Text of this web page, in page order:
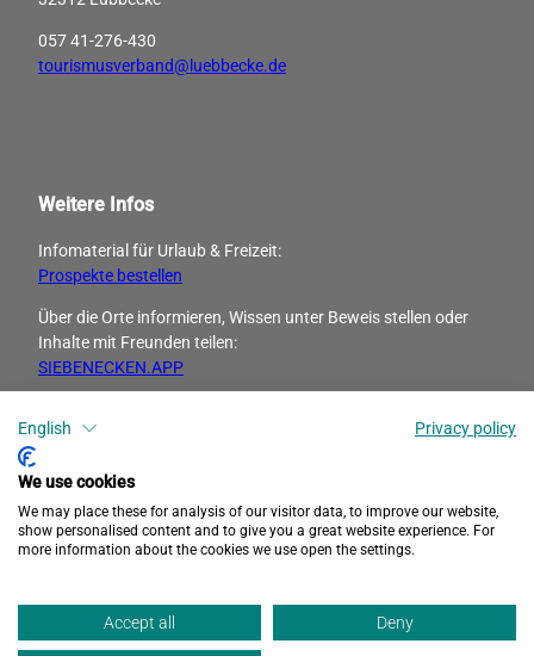
English Privacy policy
We use cookies
We may place these for analysis of our visitor data, to improve our website,
show personalised content and to give you a great website experience. For
more information about the cookies we use open the settings.
Accept all Deny
057 41-276-430
tourismusverband@luebbecke.de
Weitere Infos
Infomaterial für Urlaub & Freizeit:
Prospekte bestellen
Über die Orte informieren, Wissen unter Beweis stellen oder
Inhalte mit Freunden ­teilen:
SIEBENECKEN.APP
I
s
t
a
g
a
F
c
e
b
o
k